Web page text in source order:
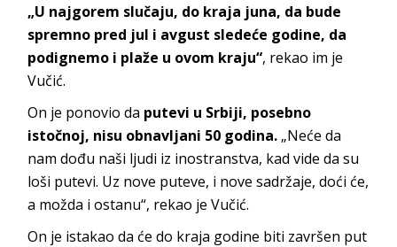
„U najgorem slučaju, do kraja juna, da bude
spremno pred jul i avgust sledeće godine, da
podignemo i plaže u ovom kraju“, rekao im je
Vučić.
On je ponovio da putevi u Srbiji, posebno
istočnoj, nisu obnavljani 50 godina. „Neće da
nam dođu naši ljudi iz inostranstva, kad vide da su
loši putevi. Uz nove puteve, i nove sadržaje, doći će,
a možda i ostanu“, rekao je Vučić.
On je istakao da će do kraja godine biti završen put